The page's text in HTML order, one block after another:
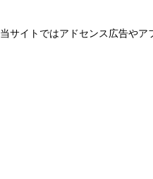
当サイトではアドセンス広告や